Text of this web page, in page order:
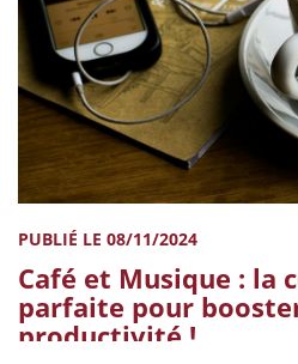
PUBLIÉ LE 08/11/2024
Café et Musique : la
parfaite pour
productivité !